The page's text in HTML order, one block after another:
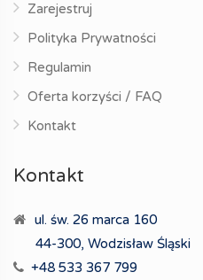
Zarejestruj
Polityka Prywatności
Regulamin
Oferta korzyści / FAQ
Kontakt
Kontakt
ul. św. 26 marca 160
44-300, Wodzisław Śląski
+48 533 367 799